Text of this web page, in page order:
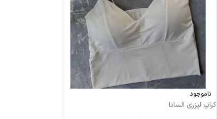
ناموجود
کراپ لیزری السانا